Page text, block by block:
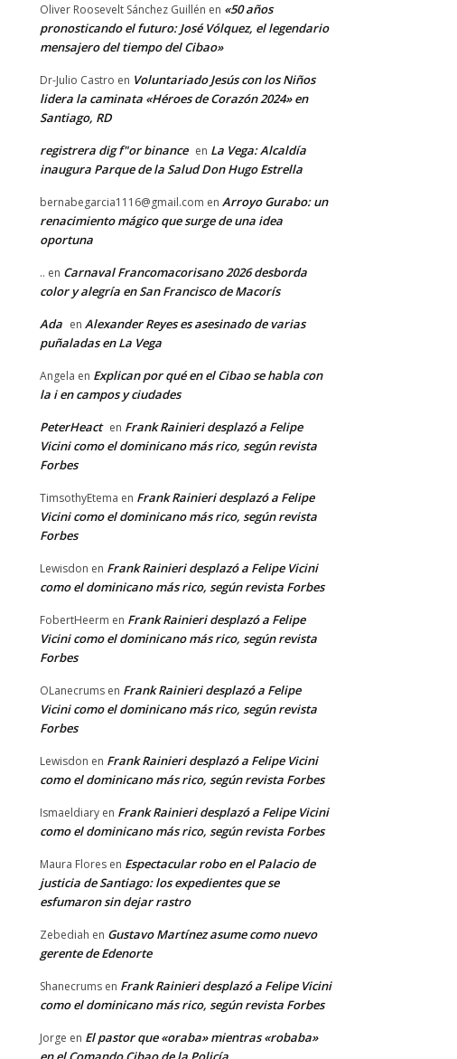
Oliver Roosevelt Sánchez Guillén en «50 años
pronosticando el futuro: José Vólquez, el legendario
mensajero del tiempo del Cibao»
Dr-Julio Castro en Voluntariado Jesús con los Niños
lidera la caminata «Héroes de Corazón 2024» en
Santiago, RD
registrera dig f"or binance en La Vega: Alcaldía
inaugura Parque de la Salud Don Hugo Estrella
bernabegarcia1116@gmail.com en Arroyo Gurabo: un
renacimiento mágico que surge de una idea
oportuna
.. en Carnaval Francomacorisano 2026 desborda
color y alegría en San Francisco de Macorís
Ada en Alexander Reyes es asesinado de varias
puñaladas en La Vega
Angela en Explican por qué en el Cibao se habla con
la i en campos y ciudades
PeterHeact en Frank Rainieri desplazó a Felipe
Vicini como el dominicano más rico, según revista
Forbes
TimsothyEtema en Frank Rainieri desplazó a Felipe
Vicini como el dominicano más rico, según revista
Forbes
Lewisdon en Frank Rainieri desplazó a Felipe Vicini
como el dominicano más rico, según revista Forbes
FobertHeerm en Frank Rainieri desplazó a Felipe
Vicini como el dominicano más rico, según revista
Forbes
OLanecrums en Frank Rainieri desplazó a Felipe
Vicini como el dominicano más rico, según revista
Forbes
Lewisdon en Frank Rainieri desplazó a Felipe Vicini
como el dominicano más rico, según revista Forbes
Ismaeldiary en Frank Rainieri desplazó a Felipe Vicini
como el dominicano más rico, según revista Forbes
Maura Flores en Espectacular robo en el Palacio de
justicia de Santiago: los expedientes que se
esfumaron sin dejar rastro
Zebediah en Gustavo Martínez asume como nuevo
gerente de Edenorte
Shanecrums en Frank Rainieri desplazó a Felipe Vicini
como el dominicano más rico, según revista Forbes
Jorge en El pastor que «oraba» mientras «robaba»